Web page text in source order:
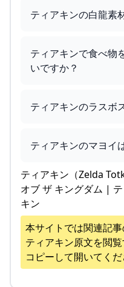
ティアキンの白龍素
ティアキンで食べ物
いですか？
ティアキンのラスボ
ティアキンのマヨイ
ティアキン（Zelda
オブ ザ キングダム |
キン
本サイトでは関連記事
ティアキン原文を閲
コピーして開いてくだ